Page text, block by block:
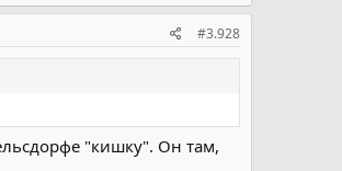
#3.928
"кишку". Он там,